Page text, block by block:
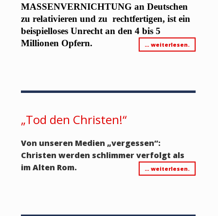
MASSENVERNICHTUNG an Deutschen
zu relativieren und zu rechtfertigen, ist ein
beispielloses Unrecht an den 4 bis 5
Millionen Opfern.
… weiterlesen.
„Tod den Christen!“
Von unseren Medien „vergessen“:
Christen werden schlimmer verfolgt als
im Alten Rom.
… weiterlesen.